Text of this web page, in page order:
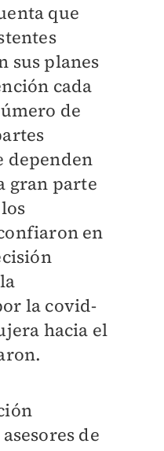
que
sus planes
cada
de
dependen
gran parte
en
la covid-
hacia el
de